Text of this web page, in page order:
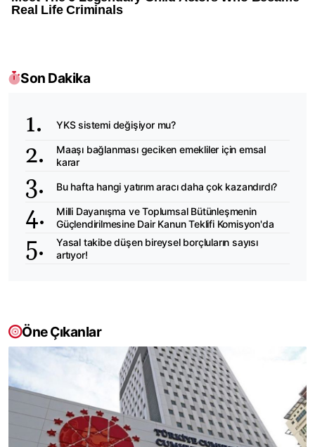
Son Dakika
YKS sistemi değişiyor mu?
Maaşı bağlanması geciken emekliler için emsal
karar
Bu hafta hangi yatırım aracı daha çok kazandırdı?
Milli Dayanışma ve Toplumsal Bütünleşmenin
Güçlendirilmesine Dair Kanun Teklifi Komisyon'da
Yasal takibe düşen bireysel borçluların sayısı
artıyor!
Öne Çıkanlar